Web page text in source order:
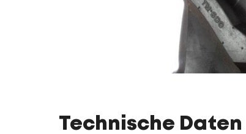
Technische Daten